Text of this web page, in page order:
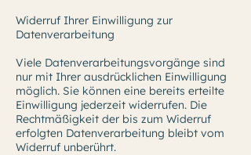
Widerruf Ihrer Einwilligung zur
Datenverarbeitung
Viele Datenverarbeitungsvorgänge sind
nur mit Ihrer ausdrücklichen Einwilligung
möglich. Sie können eine bereits erteilte
Einwilligung jederzeit widerrufen. Die
Rechtmäßigkeit der bis zum Widerruf
erfolgten Datenverarbeitung bleibt vom
Widerruf unberührt.